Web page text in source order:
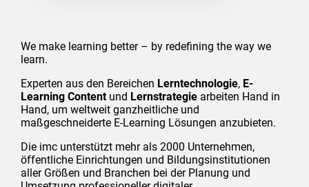
We make learning better – by redefining the way we
learn.
Experten aus den Bereichen Lerntechnologie, E-
Learning Contentund Lernstrategie arbeiten Hand in
Hand, um weltweit ganzheitliche und
maßgeschneiderte E-Learning Lösungen anzubieten.
Die imc unterstützt mehr als 2000 Unternehmen,
öffentliche Einrichtungen und Bildungsinstitutionen
aller Größen und Branchen bei der Planung und